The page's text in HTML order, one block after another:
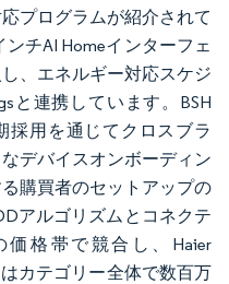
プログラムが紹介されて
ンチAI Homeインターフェ
、エネルギー対応スケジ
と連携しています。BSH
採用を通じてクロスブラ
デバイスオンボーディン
購買者のセットアップの
アルゴリズムとコネクテ
価格帯で競合し、Haier
カテゴリー全体で数百万